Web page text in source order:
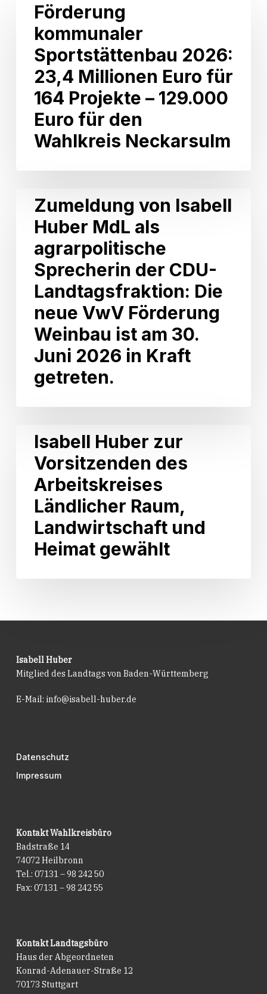
kommunaler
Sportstättenbau
2026:
Millionen
Projekte
Wahlkreis
Neckarsulm
Förderung
kommunaler
Sportstättenbau 2026:
23,4 Millionen Euro für
164 Projekte – 129.000
Euro für den
Wahlkreis Neckarsulm
Isabell
Huber
agrarpolitische
Sprecherin
CDU-
Landtagsfraktion:
neue
Förderung
getreten.
Zumeldung von Isabell
Huber MdL als
agrarpolitische
Sprecherin der CDU-
Landtagsfraktion: Die
neue VwV Förderung
Weinbau ist am 30.
Juni 2026 in Kraft
getreten.
Huber
Vorsitzenden
Arbeitskreises
Ländlicher
Landwirtschaft
Isabell Huber zur
Vorsitzenden des
Arbeitskreises
Ländlicher Raum,
Landwirtschaft und
Heimat gewählt
Isabell Huber
Mitglied des Landtags von Baden-Württemberg
E-Mail: info@isabell-huber.de
Datenschutz
Impressum
Kontakt Wahlkreisbüro
Badstraße 14
74072 Heilbronn
Tel.: 07131 – 98 242 50
Fax: 07131 – 98 242 55
Kontakt Landtagsbüro
Haus der Abgeordneten
Konrad-Adenauer-Straße 12
70173 Stuttgart